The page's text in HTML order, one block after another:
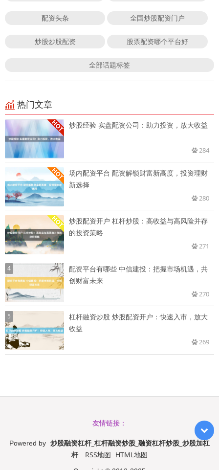
配资头条 全国炒股配资门户
炒股炒股配资 股票配资哪个平台好
全部话题标签
热门文章
炒股经验 实盘配资公司：助力投资，放大收益
284
场内配资平台 配资解锁财富新高度，投资理财
新选择
280
炒股配资开户 杠杆炒股：高收益与高风险并存
的投资策略
271
4
配资平台有哪些 中信建投：把握市场机遇，共
创财富未来
270
5
杠杆融资炒股 炒股配资开户：快速入市，放大
收益
269
友情链接：
Powered by 炒股融资杠杆_杠杆融资炒股_融资杠杆炒股_炒股加杠
杆
RSS地图 HTML地图